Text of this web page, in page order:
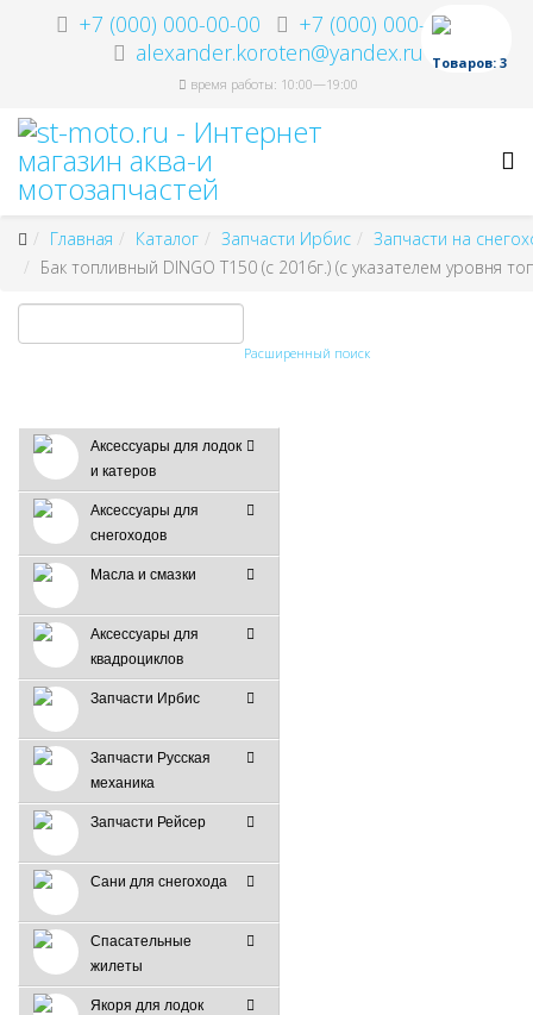
+7 (000) 000-00-00
+7 (000) 000-00-00
alexander.koroten@yandex.ru
время работы: 10:00—19:00
Товаров: 3
Главная Каталог Запчасти Ирбис
Запчасти на
Бак топливный DINGO T150 (с 2016г.) (с указателем уровня
Расширенный поиск
Аксессуары для лодок
и катеров
Аксессуары для
снегоходов
Масла и смазки
Аксессуары для
квадроциклов
Запчасти Ирбис
Запчасти Русская
механика
Запчасти Рейсер
Сани для снегохода
Спасательные
жилеты
Якоря для лодок